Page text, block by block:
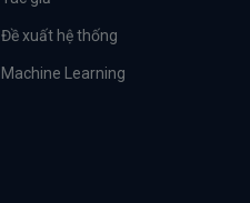
Đề xuất hệ thống
Machine Learning